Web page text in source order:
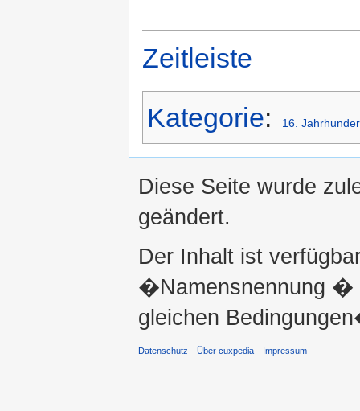
Zeitleiste
Kategorie: 16.
Diese Seite wurde
geändert.
Der Inhalt ist
�Namensnennung �
gleichen
Datenschutz Über cuxpedia Impressum